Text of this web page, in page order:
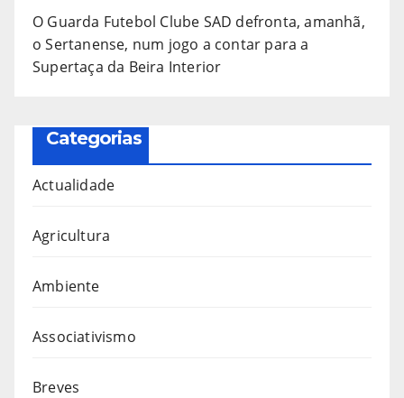
O Guarda Futebol Clube SAD defronta, amanhã,
o Sertanense, num jogo a contar para a
Supertaça da Beira Interior
Categorias
Actualidade
Agricultura
Ambiente
Associativismo
Breves